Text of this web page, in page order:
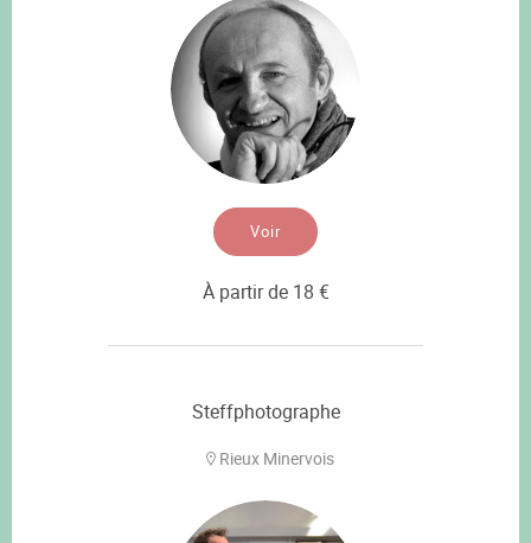
Voir
À partir de 18 €
Steffphotographe
Rieux Minervois